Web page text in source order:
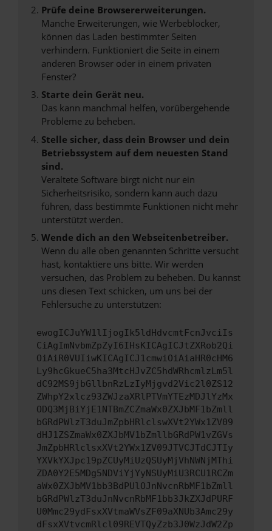
Prüfe deine Browsererweiterungen.
Manche Erweiterungen, wie Werbeblocker,
können das Laden bestimmter Seiten
verhindern. Funktioniert die Seite in einem
anderen Browser oder in einem privaten
Fenster?
Starte dein Gerät neu.
Das kann manchmal helfen, vorübergehende
Probleme zu beheben.
Stelle sicher, dass dein Browser und dein
Betriebssystem auf dem neuesten Stand
sind.
Veraltete Software birgt nicht nur ein
Sicherheitsrisiko, sondern kann auch dazu
führen, dass bestimmte Funktionen nicht mehr
unterstützt werden.
Wende dich an den Webseitenbetreiber.
Wenn du alle oben genannten Schritte versucht
hast, kontaktiere uns bitte. Wir werden
versuchen, das Problem zu beheben. Du kannst
uns diesen Text schicken, um uns bei der
Fehlersuche zu unterstützen:
ewogICJuYW1lIjogIk5ldHdvcmtFcnJvciIs
CiAgImNvbmZpZyI6IHsKICAgICJtZXRob2Qi
OiAiR0VUIiwKICAgICJ1cmwiOiAiaHR0cHM6
Ly9hcGkueC5ha3MtcHJvZC5hdWRhcmlzLm5l
dC92MS9jbGllbnRzLzIyMjgvd2Vic2l0ZS12
ZWhpY2xlcz93ZWJzaXRlPTVmYTEzMDJlYzMx
ODQ3MjBiYjE1NTBmZCZmaWx0ZXJbMF1bZmll
bGRdPWlzT3duJmZpbHRlclswXVt2YWx1ZV09
dHJ1ZSZmaWx0ZXJbMV1bZmllbGRdPW1vZGVs
JmZpbHRlclsxXVt2YWx1ZV09JTVCJTdCJTIy
YXVkYXJpc19pZCUyMiUzQSUyMjVhNWNjMThi
ZDA0Y2E5MDg5NDViYjYyNSUyMiU3RCU1RCZm
aWx0ZXJbMV1bb3BdPUlOJnNvcnRbMF1bZmll
bGRdPWlzT3duJnNvcnRbMF1bb3JkZXJdPURF
U0Mmc29ydFsxXVtmaWVsZF09aXNUb3Amc29y
dFsxXVtvcmRlcl09REVTQyZzb3J0WzJdW2Zp